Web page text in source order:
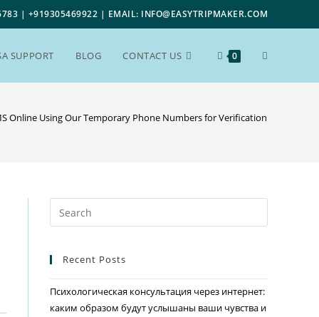
| +919305469922 | EMAIL: INFO@EASYTRIPMAKER.COM
SUPPORT BLOG CONTACT US 0
Online Using Our Temporary Phone Numbers for Verification – Protect
Recent Posts
Психологическая консультация через интернет:
каким образом будут услышаны ваши чувства и